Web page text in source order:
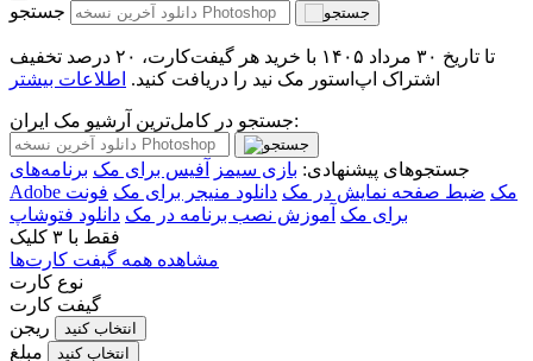
جستجو
تا تاریخ ۳۰ مرداد ۱۴۰۵ با خرید هر گیفت‌کارت، ۲۰ درصد تخفیف
اشتراک اپ‌استور مک نید را دریافت کنید. اطلاعات بیشتر
جستجو در کامل‌ترین آرشیو مک ایران:
جستجوهای پیشنهادی: بازی سیمز آفیس برای مک برنامه‌های
Adobe مک ضبط صفحه نمایش در مک دانلود منیجر برای مک فونت
برای مک آموزش نصب برنامه در مک دانلود فتوشاپ
فقط با ۳ کلیک
مشاهده همه گیفت کارت‌ها
نوع کارت
گیفت کارت
ریجن
انتخاب کنید
مبلغ انتخاب کنید